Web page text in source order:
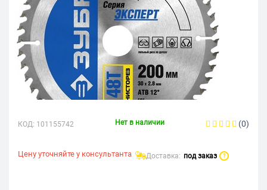
КОД: 101155742 Нет в наличии (0)
Цену уточняйте у консультанта Доставка: под заказ ?